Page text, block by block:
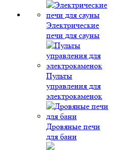
Электрические
печи для сауны
Пульты
управления для
электрокаменок
Дровяные печи
для бани